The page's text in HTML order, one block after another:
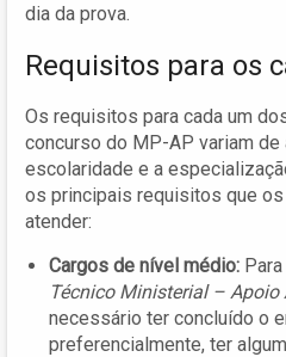
dia da prova.
Requisitos para os
Os requisitos para cada um
concurso do MP-AP variam
escolaridade e a
os principais requisitos que
atender:
Cargos de nível médio:
Técnico Ministerial –
necessário ter concluído o
preferencialmente, ter